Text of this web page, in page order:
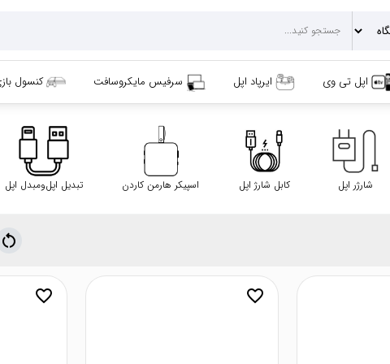
اپل تی وی ایرپاد اپل سرفیس مایکروسافت کنسول
شارژر اپل کابل شارژ اپل اسپیکر هارمن کاردن تبدیل اپل‌ومبدل اپل
restart_alt
favorite_border
favorite_border